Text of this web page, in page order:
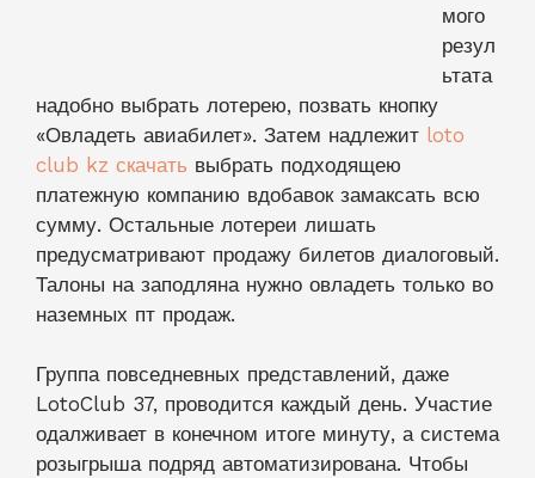
мого
резул
ьтата
надобно выбрать лотерею, позвать кнопку
«Овладеть авиабилет». Затем надлежит loto
club kz скачать выбрать подходящею
платежную компанию вдобавок замаксать всю
сумму. Остальные лотереи лишать
предусматривают продажу билетов диалоговый.
Талоны на заподляна нужно овладеть только во
наземных пт продаж.
Группа повседневных представлений, даже
LotoClub 37, проводится каждый день. Участие
одалживает в конечном итоге минуту, а система
розыгрыша подряд автоматизирована. Чтобы